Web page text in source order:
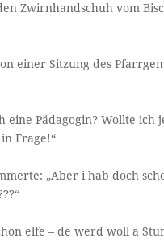
Zwirnhandschuh vom
einer Sitzung des
Pädagogin? Wollte ich
Frage!“
„Aber i hab doch
elfe – de werd woll a